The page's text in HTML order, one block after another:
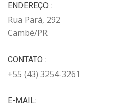
ENDEREÇO :
Rua Pará, 292
Cambé/PR
CONTATO :
+55 (43) 3254-3261
E-MAIL: